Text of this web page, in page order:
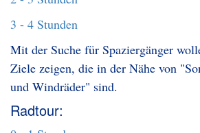
3 - 4 Stunden
Mit der Suche für Spaziergänger
Ziele zeigen, die in der Nähe von
und Windräder" sind.
Radtour: